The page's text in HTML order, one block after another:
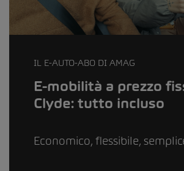
IL E-AUTO-ABO DI AMAG
E-mobilità a prezzo
Clyde: tutto incluso
Economico, flessibile,